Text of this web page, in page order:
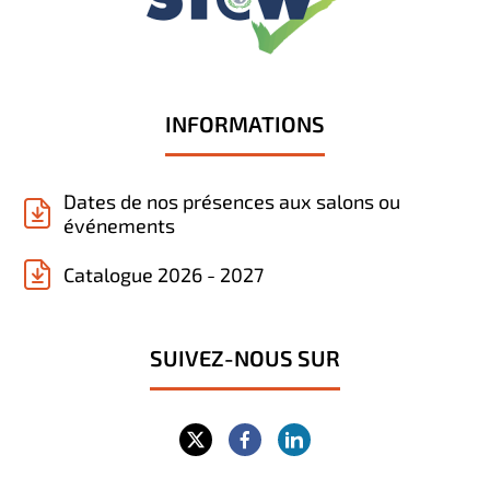
INFORMATIONS
Dates de nos présences aux salons ou
événements
Catalogue 2026 - 2027
SUIVEZ-NOUS SUR